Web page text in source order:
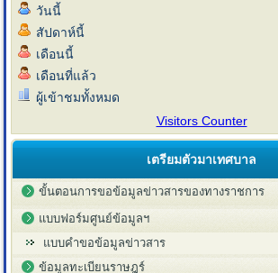
วันนี้
สัปดาห์นี้
เดือนนี้
เดือนที่แล้ว
ผู้เข้าชมทั้งหมด
Visitors Counter
เตรียมตัวมาเทศบาล
ขั้นตอนการขอข้อมูลข่าวสารของทางราชการ
แบบฟอร์มศูนย์ข้อมูลฯ
แบบคำขอข้อมูลข่าวสาร
ข้อมูลทะเบียนราษฎร์